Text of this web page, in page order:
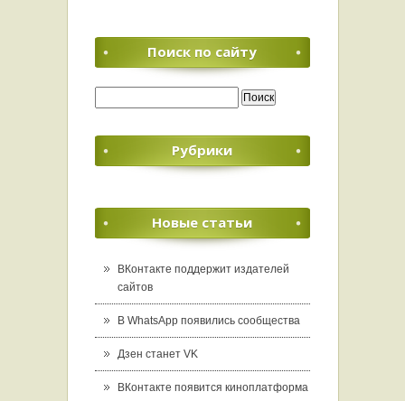
Поиск по сайту
Рубрики
Новые статьи
ВКонтакте поддержит издателей
сайтов
В WhatsApp появились сообщества
Дзен станет VK
ВКонтакте появится киноплатформа